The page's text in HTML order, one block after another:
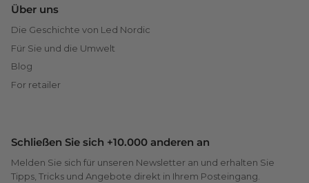
Über uns
Die Geschichte von Led Nordic
Für Sie und die Umwelt
Blog
For retailer
Schließen Sie sich +10.000 anderen an
Melden Sie sich für unseren Newsletter an und erhalten Sie
Tipps, Tricks und Angebote direkt in Ihrem Posteingang.